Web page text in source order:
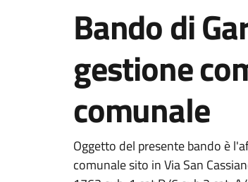
Bando di
gestione
comunale
Oggetto del presente bando è
comunale sito in Via San